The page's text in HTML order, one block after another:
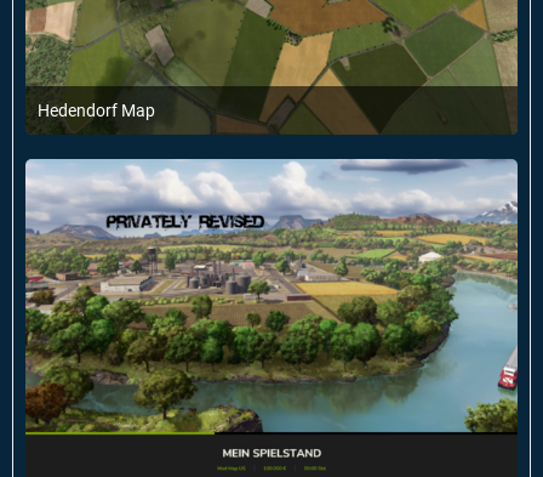
Hedendorf Map
6. Februar 2025 um 18:21
3